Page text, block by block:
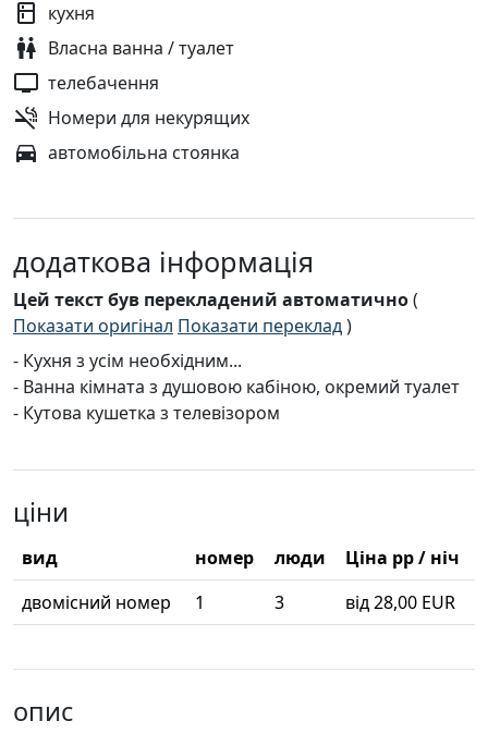
кухня
Власна ванна / туалет
телебачення
Номери для некурящих
автомобільна стоянка
додаткова інформація
Цей текст був перекладений автоматично(
Показати оригінал Показати переклад)
- Кухня з усім необхідним...
- Ванна кімната з душовою кабіною, окремий туалет
- Кутова кушетка з телевізором
ціни
вид номер люди
Ціна pp / ніч
двомісний номер
1 3 від 28,00 EUR
опис